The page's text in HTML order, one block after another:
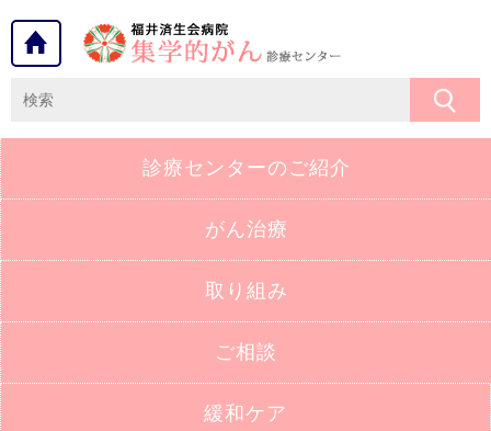
診療センターの ご紹介
がん治療
取り組み
ご相談
緩和ケア